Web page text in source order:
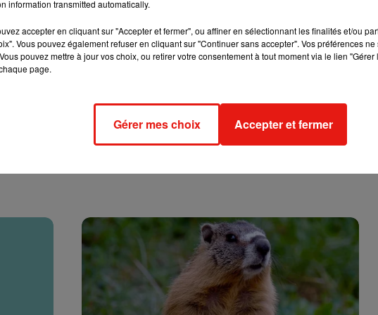
information transmitted automatically.
accepter en cliquant sur "Accepter et fermer", ou affiner en sélectionnant les finalités et/ou
Vous pouvez également refuser en cliquant sur "Continuer sans accepter". Vos préférences
pouvez mettre à jour vos choix, ou retirer votre consentement à tout moment via le lien
page.
Gérer mes choix Accepter et fermer